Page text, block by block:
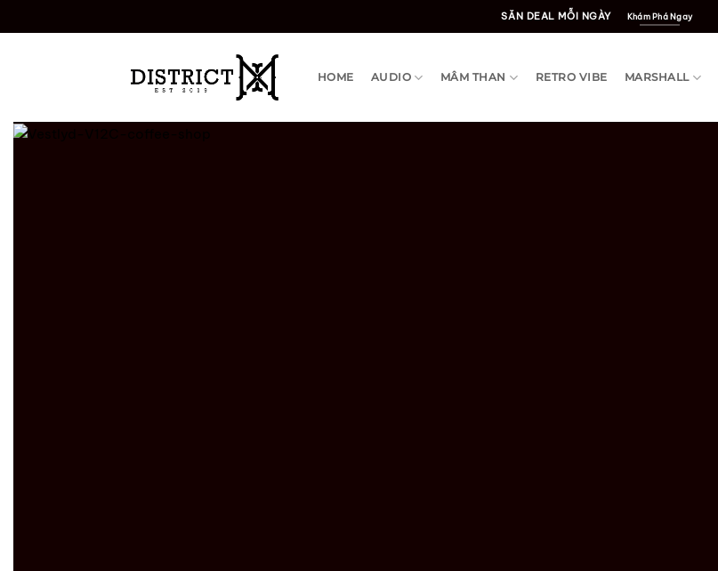
qua
SĂN DEAL MỖI NGÀY Khám Phá Ngay
HOME AUDIO MÂM THAN RETRO VIBE MARSHALL